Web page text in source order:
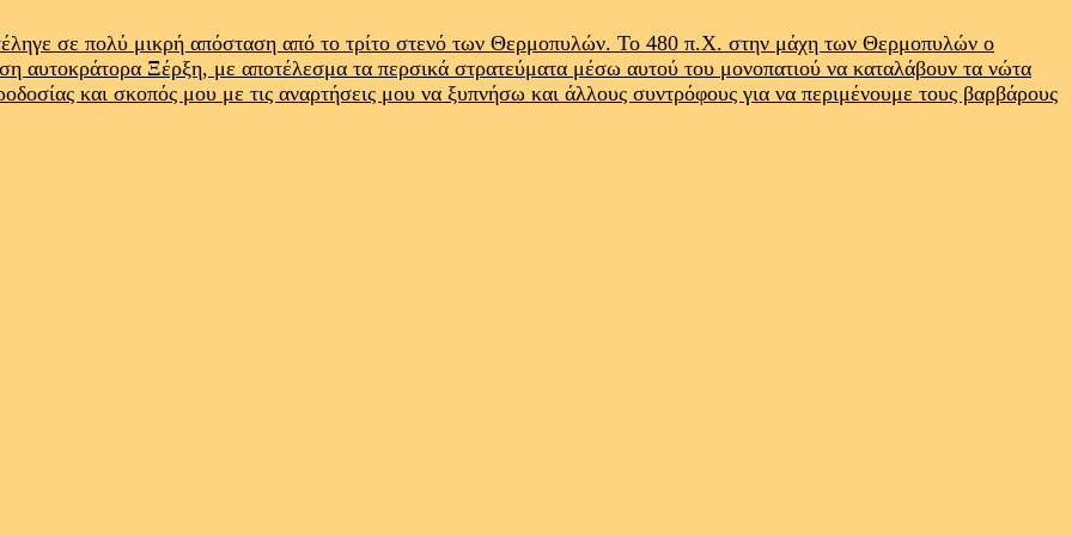
σε πολύ μικρή απόσταση από το τρίτο στενό των Θερμοπυλών. Το 480 π.Χ. στην μάχη των Θερμοπυλών ο
αυτοκράτορα Ξέρξη, με αποτέλεσμα τα περσικά στρατεύματα μέσω αυτού του μονοπατιού να καταλάβουν τα νώτα
και σκοπός μου με τις αναρτήσεις μου να ξυπνήσω και άλλους συντρόφους για να περιμένουμε τους βαρβάρους